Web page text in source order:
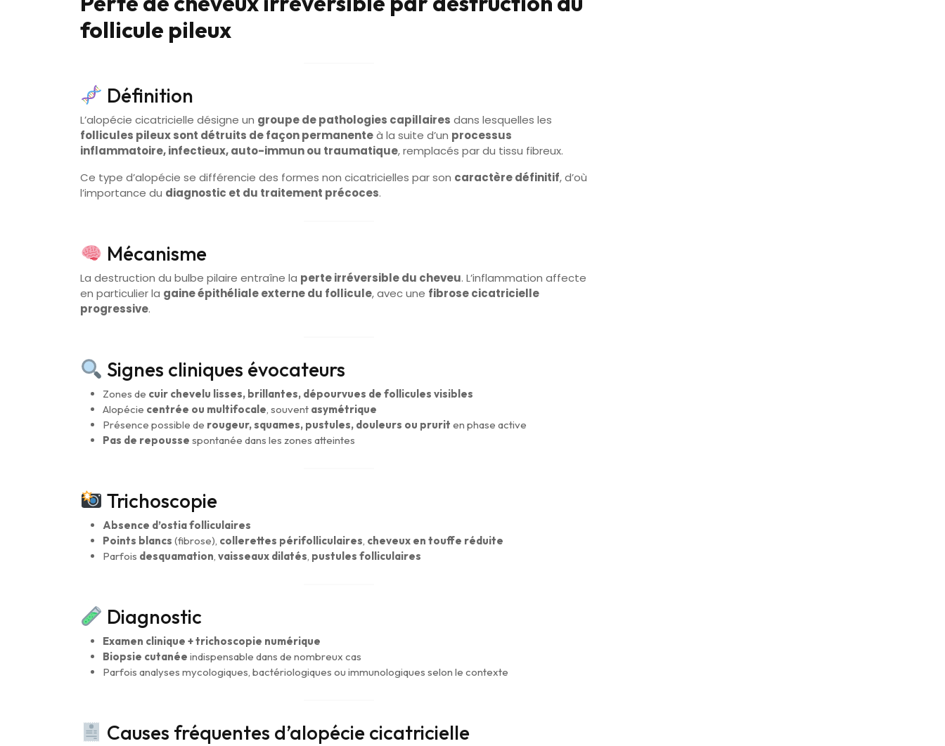
follicule pileux
Définition
L’alopécie cicatricielle désigne un groupe de pathologies capillaires dans lesquelles les
follicules pileux sont détruits de façon permanenteà la suite d’un processus
inflammatoire, infectieux, auto-immun ou traumatique, remplacés par du tissu fibreux.
Ce type d’alopécie se différencie des formes non cicatricielles par son caractère définitif, d’où
l’importance du diagnostic et du traitement précoces.
Mécanisme
La destruction du bulbe pilaire entraîne la perte irréversible du cheveu. L’inflammation affecte
en particulier la gaine épithéliale externe du follicule, avec une fibrose cicatricielle
progressive.
Signes cliniques évocateurs
Zones de cuir chevelu lisses, brillantes, dépourvues de follicules visibles
Alopécie centrée ou multifocale, souvent asymétrique
Présence possible de rougeur, squames, pustules, douleurs ou prurit en phase active
Pas de repousse spontanée dans les zones atteintes
Trichoscopie
Absence d’ostia folliculaires
Points blancs (fibrose), collerettes périfolliculaires, cheveux en touffe réduite
Parfois desquamation, vaisseaux dilatés, pustules folliculaires
Diagnostic
Examen clinique + trichoscopie numérique
Biopsie cutanée indispensable dans de nombreux cas
Parfois analyses mycologiques, bactériologiques ou immunologiques selon le contexte
Causes fréquentes d’alopécie cicatricielle